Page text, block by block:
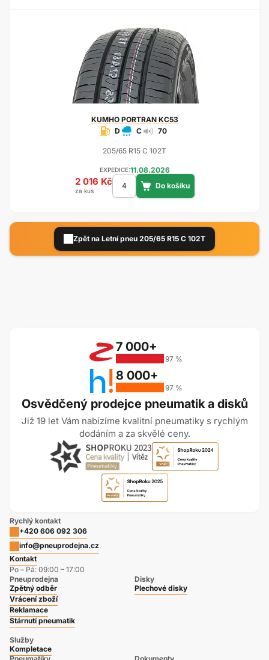
KUMHOPORTRAN KC53
D
C 70
205/65 R15 C 102T
EXPEDICE:11.08.2026
2 016 Kč
za kus
Zpět na Letní pneu 205/65 R15 C 102T
Osvědčený prodejce pneumatik a disků
Již 19 let Vám nabízíme kvalitní pneumatiky s rychlým
dodáním a za skvělé ceny.
7 000+
97 %
8 000+
97 %
Rychlý kontakt
+420 606 092 306
info@pneuprodejna.cz
Kontakt
Po – Pá: 09:00 – 17:00
Pneuprodejna
Zpětný odběr
Vrácení zboží
Reklamace
Stárnutí pneumatik
Služby
Kompletace
Disky
Plechové disky